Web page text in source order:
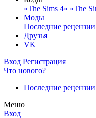
«The Sims 4» «The
Моды
Последние рецензии
Друзья
VK
Вход Регистрация
Что нового?
Последние рецензии
Меню
Вход